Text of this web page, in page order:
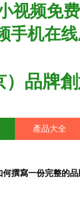
视频免
手机在
品牌
產品大全
何撰寫一份完整的